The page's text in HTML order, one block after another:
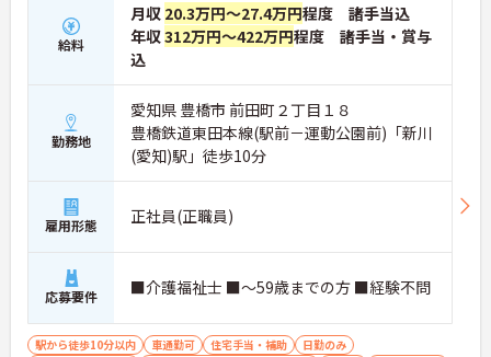
給料
月収 20.3万円～27.4万円程度 諸手当込
年収312万円～422万円程度 諸手当・賞与
込
勤務地
愛知県 豊橋市 前田町２丁目１８
豊橋鉄道東田本線(駅前－運動公園前)「新川
(愛知)駅」徒歩10分
雇用形態 正社員(正職員)
応募要件 ■介護福祉士 ■～59歳までの方 ■経験不問
駅から徒歩10分以内 車通勤可 住宅手当・補助
日勤のみ